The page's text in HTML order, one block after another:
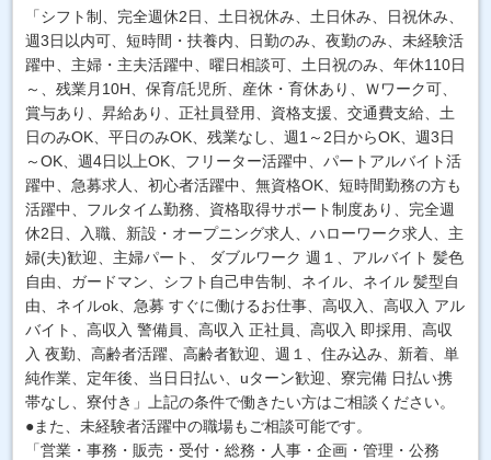
「シフト制、完全週休2日、土日祝休み、土日休み、日祝休み、
週3日以内可、短時間・扶養内、日勤のみ、夜勤のみ、未経験活
躍中、主婦・主夫活躍中、曜日相談可、土日祝のみ、年休110日
～、残業月10H、保育/託児所、産休・育休あり、Ｗワーク可、
賞与あり、昇給あり、正社員登用、資格支援、交通費支給、土
日のみOK、平日のみOK、残業なし、週1～2日からOK、週3日
～OK、週4日以上OK、フリーター活躍中、パートアルバイト活
躍中、急募求人、初心者活躍中、無資格OK、短時間勤務の方も
活躍中、フルタイム勤務、資格取得サポート制度あり、完全週
休2日、入職、新設・オープニング求人、ハローワーク求人、主
婦(夫)歓迎、主婦パート、 ダブルワーク 週１、アルバイト 髪色
自由、ガードマン、シフト自己申告制、ネイル、ネイル 髪型自
由、ネイルok、急募 すぐに働けるお仕事、高収入、高収入 アル
バイト、高収入 警備員、高収入 正社員、高収入 即採用、高収
入 夜勤、高齢者活躍、高齢者歓迎、週１、住み込み、新着、単
純作業、定年後、当日日払い、uターン歓迎、寮完備 日払い携
帯なし、寮付き」上記の条件で働きたい方はご相談ください。
●また、未経験者活躍中の職場もご相談可能です。
「営業・事務・販売・受付・総務・人事・企画・管理・公務